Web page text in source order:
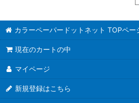
カラーペーパードットネット TOPペー
現在のカートの中
マイページ
新規登録はこちら